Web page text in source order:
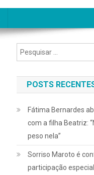
POSTS
Fátima Bernardes
com a filha Beatriz:
peso nela”
Sorriso Maroto é
participação